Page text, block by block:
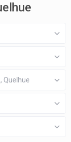
Quelhue